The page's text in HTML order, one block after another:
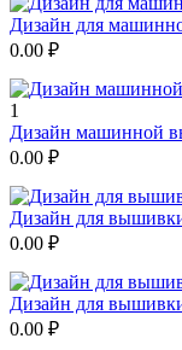
Дизайн для
0.00 ₽
1
Дизайн машинной
0.00 ₽
Дизайн для
0.00 ₽
Дизайн для
0.00 ₽